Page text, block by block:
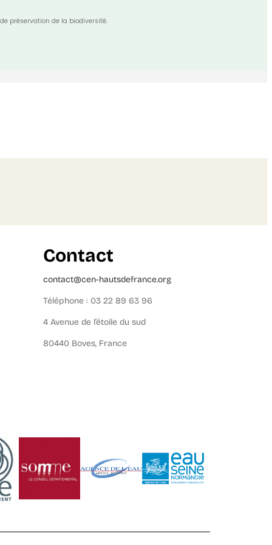
préservation de la biodiversité.
Contact
contact@cen-hautsdefrance.org
Téléphone : 03 22 89 63 96
4 Avenue de l’étoile du sud
80440 Boves, France